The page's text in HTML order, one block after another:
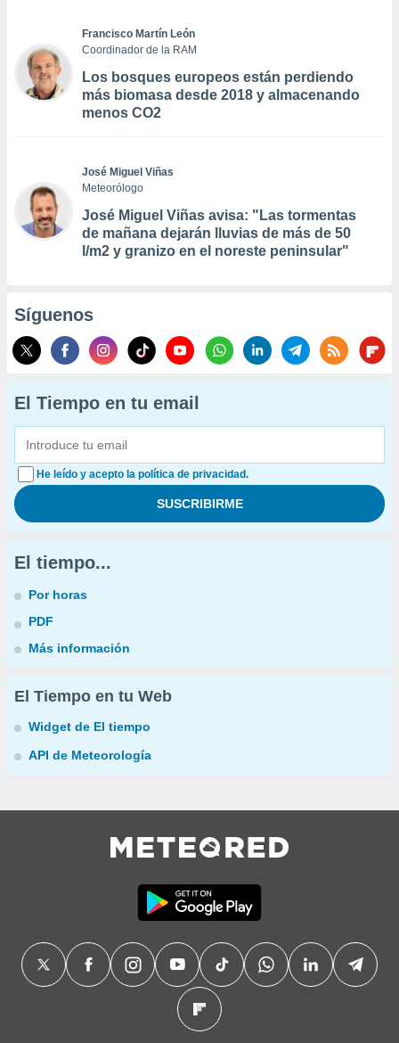
Francisco Martín León
Coordinador de la RAM
Los bosques europeos están perdiendo
más biomasa desde 2018 y almacenando
menos CO2
José Miguel Viñas
Meteorólogo
José Miguel Viñas avisa: "Las tormentas
de mañana dejarán lluvias de más de 50
l/m2 y granizo en el noreste peninsular"
Síguenos
El Tiempo en tu email
He leído y acepto la política de privacidad.
El tiempo...
Por horas
PDF
Más información
El Tiempo en tu Web
Widget de El tiempo
API de Meteorología